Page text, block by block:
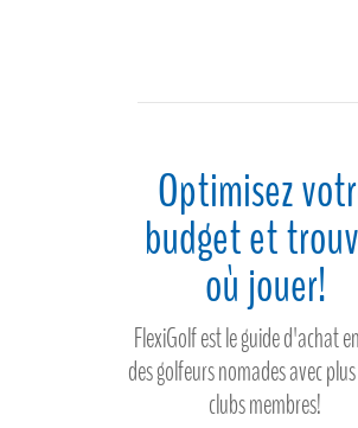
Optimisez
budget et
où jouer!
FlexiGolf est le guide d'achat
des golfeurs nomades avec
clubs membres!